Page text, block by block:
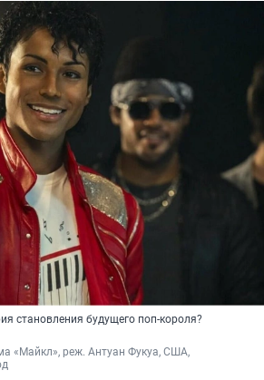
становления будущего поп-короля?
«Майкл», реж. Антуан Фукуа, США,